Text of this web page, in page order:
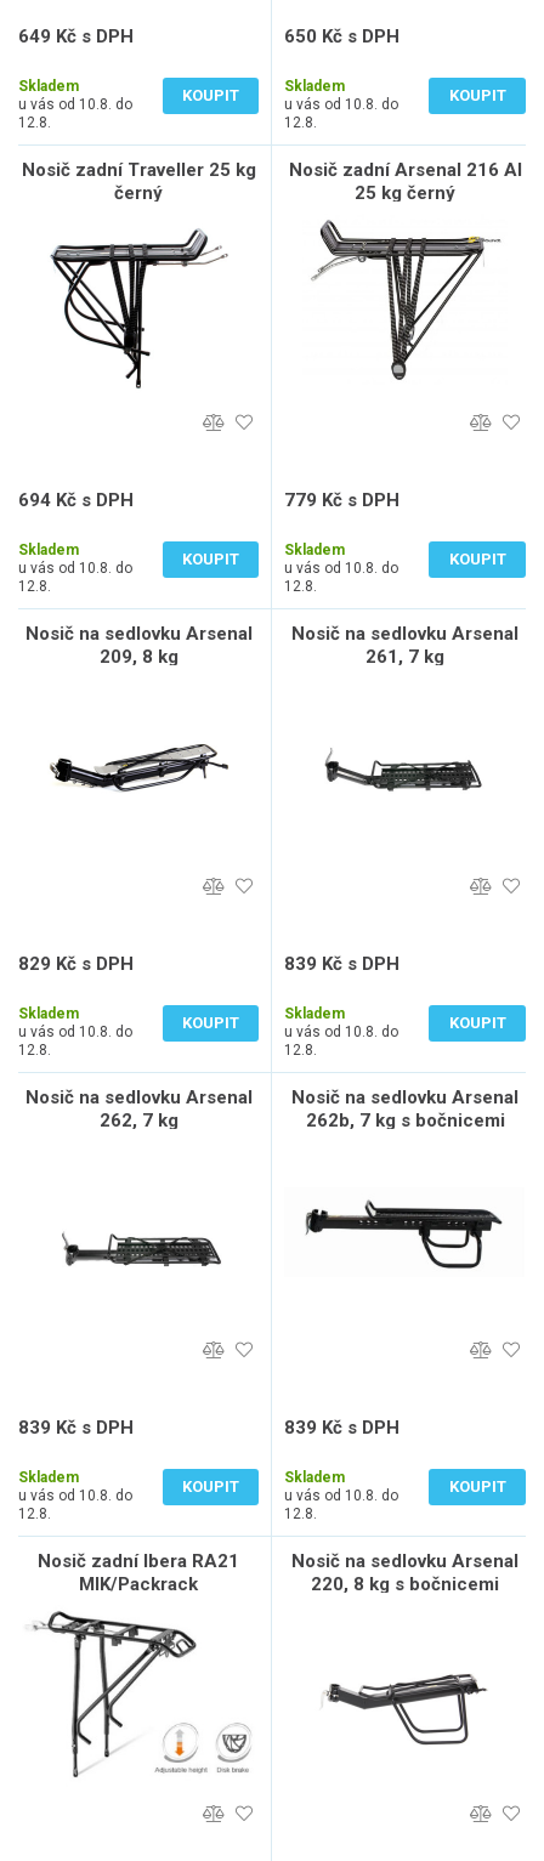
649 Kč s DPH
Skladem
u vás od 10.8. do
12.8.
KOUPIT
650 Kč s DPH
Skladem
u vás od 10.8. do
12.8.
KOUPIT
Nosič zadní Traveller 25 kg
černý
694 Kč s DPH
Skladem
u vás od 10.8. do
12.8.
KOUPIT
Nosič zadní Arsenal 216 Al
25 kg černý
779 Kč s DPH
Skladem
u vás od 10.8. do
12.8.
KOUPIT
Nosič na sedlovku Arsenal
209, 8 kg
829 Kč s DPH
Skladem
u vás od 10.8. do
12.8.
KOUPIT
Nosič na sedlovku Arsenal
261, 7 kg
839 Kč s DPH
Skladem
u vás od 10.8. do
12.8.
KOUPIT
Nosič na sedlovku Arsenal
262, 7 kg
839 Kč s DPH
Skladem
u vás od 10.8. do
12.8.
KOUPIT
Nosič na sedlovku Arsenal
262b, 7 kg s bočnicemi
839 Kč s DPH
Skladem
u vás od 10.8. do
12.8.
KOUPIT
Nosič zadní Ibera RA21
MIK/Packrack
Nosič na sedlovku Arsenal
220, 8 kg s bočnicemi